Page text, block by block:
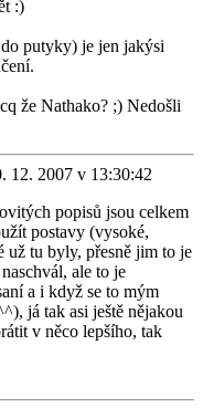
:)
putyky) je jen jakýsi
že Nathako? ;) Nedošli
12. 2007 v 13:30:42
popisů jsou celkem
postavy (vysoké,
už tu byly, přesně jim to je
ale to je
a i když se to mým
já tak asi ještě nějakou
v něco lepšího, tak